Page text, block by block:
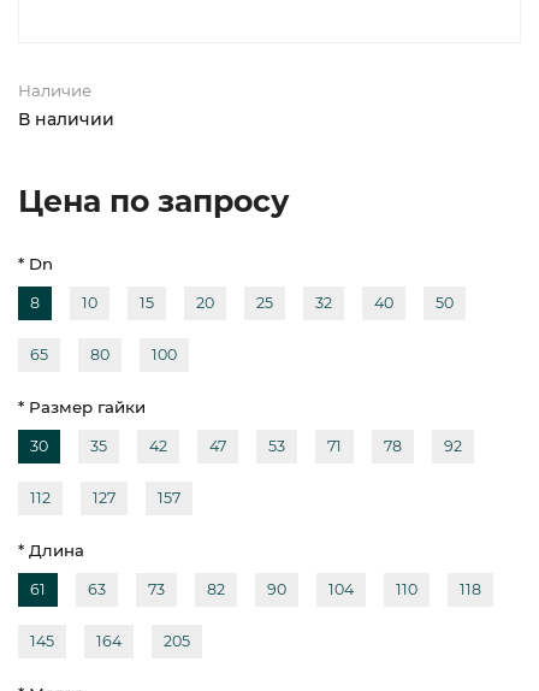
Наличие
В наличии
Цена по запросу
* Dn
8 10 15 20 25 32 40 50
65 80 100
* Размер гайки
30 35 42 47 53 71 78 92
112 127 157
* Длина
61 63 73 82 90 104 110 118
145 164 205